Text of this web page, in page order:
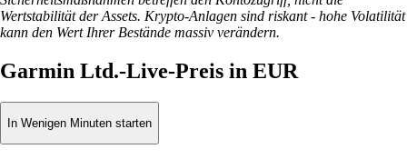
Wertstabilität der Assets. Krypto-Anlagen sind riskant - hohe Volatilität
kann den Wert Ihrer Bestände massiv verändern.
Garmin Ltd.-Live-Preis in EUR
In Wenigen Minuten starten